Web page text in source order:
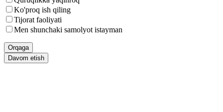
Ko'proq ish qiling
Tijorat faoliyati
Men shunchaki samolyot istayman
Orqaga
Davom etish